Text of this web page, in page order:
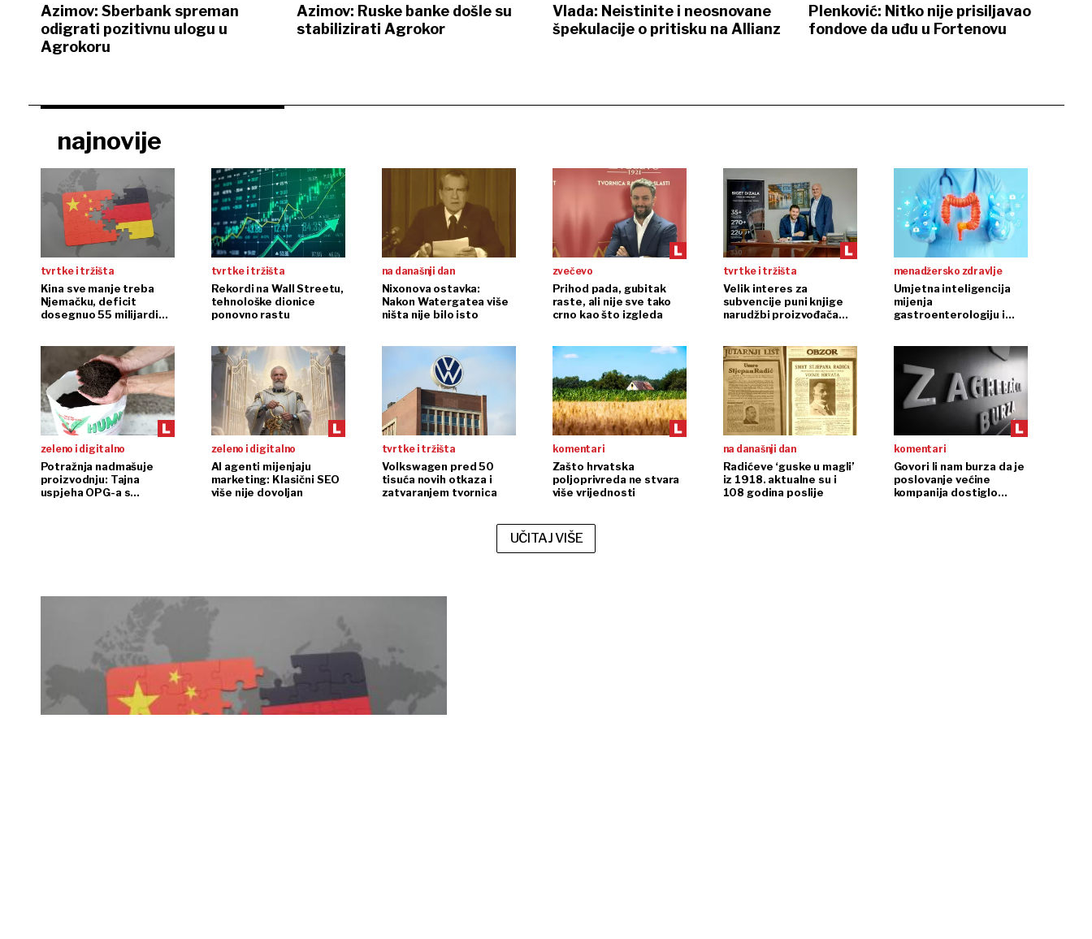
Azimov: Sberbank spreman
odigrati pozitivnu ulogu u
Agrokoru
Azimov: Ruske banke došle su
stabilizirati Agrokor
Vlada: Neistinite i neosnovane
špekulacije o pritisku na Allianz
Plenković: Nitko nije prisiljavao
fondove da uđu u Fortenovu
najnovije
tvrtke i tržišta
Kina sve manje treba
Njemačku, deficit
dosegnuo 55 milijardi
tvrtke i tržišta
Rekordi na Wall Streetu,
tehnološke dionice
ponovno rastu
na današnji dan
Nixonova ostavka:
Nakon Watergatea više
ništa nije bilo isto
zvečevo
Prihod pada, gubitak
raste, ali nije sve tako
crno kao što izgleda
tvrtke i tržišta
Velik interes za
subvencije puni knjige
narudžbi proizvođača
menadžersko zdravlje
Umjetna inteligencija
mijenja
gastroenterologiju i
zeleno i digitalno
Potražnja nadmašuje
proizvodnju: Tajna
uspjeha OPG-a s
zeleno i digitalno
AI agenti mijenjaju
marketing: Klasični SEO
više nije dovoljan
tvrtke i tržišta
Volkswagen pred 50
tisuća novih otkaza i
zatvaranjem tvornica
komentari
Zašto hrvatska
poljoprivreda ne stvara
više vrijednosti
na današnji dan
Radićeve ‘guske u magli’
iz 1918. aktualne su i
108 godina poslije
komentari
Govori li nam burza da je
poslovanje većine
kompanija dostiglo
UČITAJ VIŠE